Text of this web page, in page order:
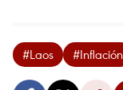
#Laos #Inflación